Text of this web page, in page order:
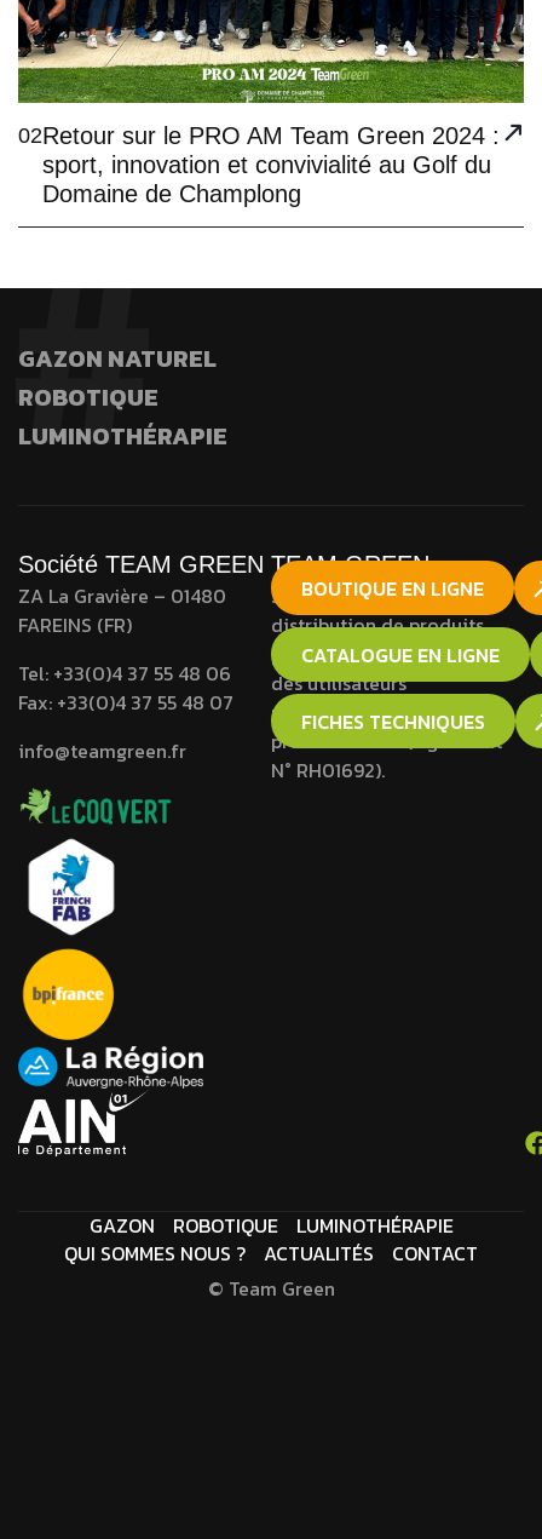
02Retour sur le PRO AM Team Green 2024 :
sport, innovation et convivialité au Golf du
Domaine de Champlong
GAZON NATUREL
ROBOTIQUE
LUMINOTHÉRAPIE
Société TEAM GREEN
ZA La Gravière – 01480
FAREINS (FR)
Tel: +33(0)4 37 55 48 06
Fax: +33(0)4 37 55 48 07
info@teamgreen.fr
TEAM GREEN
Société agréée pour la
distribution de produits
phytopharmaceutiques à
des utilisateurs
professionnels et non
professionnels (Agrément
N° RH01692).
BOUTIQUE EN LIGNE
CATALOGUE EN LIGNE
FICHES TECHNIQUES
GAZON ROBOTIQUE
LUMINOTHÉRAPIE
QUI SOMMES NOUS ?
ACTUALITÉS
CONTACT
© Team Green